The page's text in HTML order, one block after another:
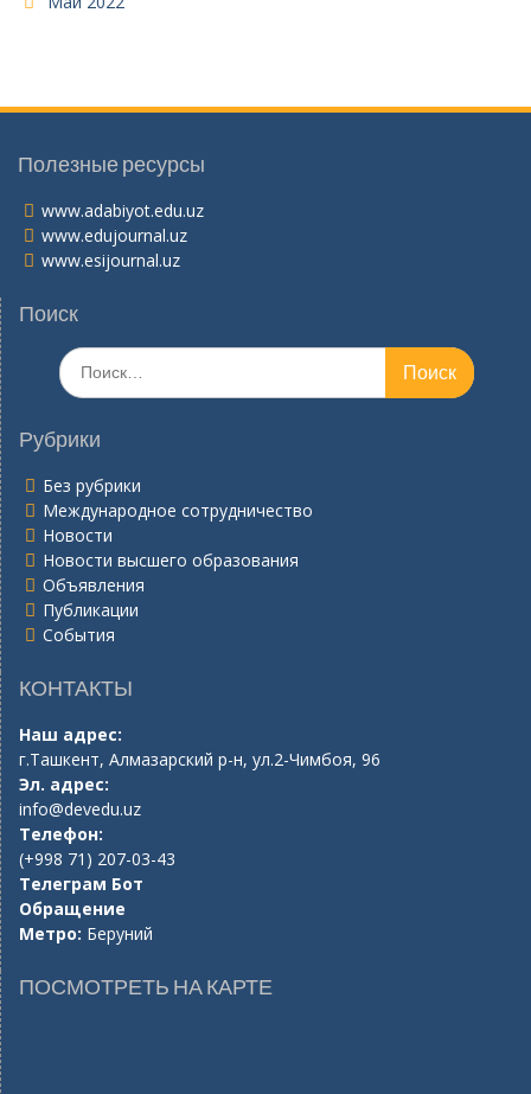
Полезные ресурсы
www.adabiyot.edu.uz
www.edujournal.uz
www.esijournal.uz
Поиск
Поиск
по:
Рубрики
Без рубрики
Международное сотрудничество
Новости
Новости высшего образования
Объявления
Публикации
События
КОНТАКТЫ
Наш адрес:
г.Ташкент, Алмазарский р-н, ул.2-Чимбоя, 96
Эл. адрес:
info@devedu.uz
Телефон:
(+998 71) 207-03-43
Телеграм Бот
Обращение
Метро: Беруний
ПОСМОТРЕТЬ НА КАРТЕ